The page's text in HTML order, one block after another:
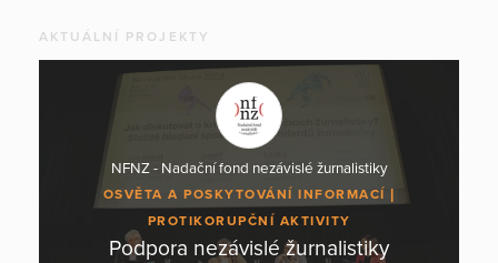
AKTUÁLNÍ PROJEKTY
NFNZ - Nadační fond nezávislé žurnalistiky
OSVĚTA A POSKYTOVÁNÍ INFORMACÍ
PROTIKORUPČNÍ AKTIVITY
Podpora nezávislé žurnalistiky